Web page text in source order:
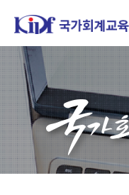
홈페이지가 새롭게
한국조세재정연